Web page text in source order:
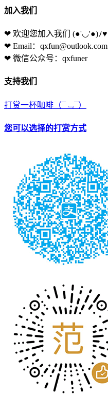
加入我们
❤ 欢迎您加入我们 (●'◡'●)ﾉ♥
❤ Email：qxfun@outlook.com
❤ 微信公众号：qxfuner
支持我们
打赏一杯咖啡 （¯﹃¯）
您可以选择的打赏方式